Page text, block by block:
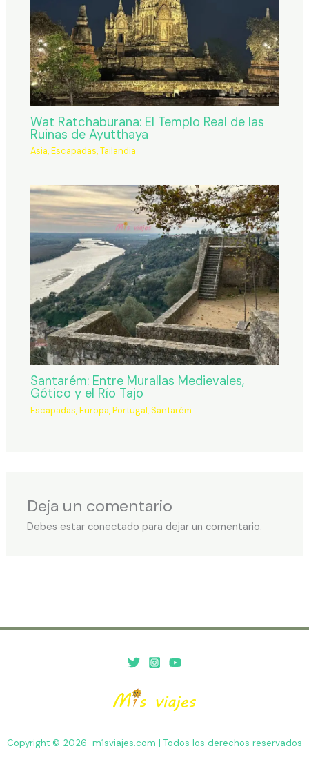
Wat Ratchaburana: El Templo Real de las
Ruinas de Ayutthaya
Asia,Escapadas,Tailandia
Santarém: Entre Murallas Medievales,
Gótico y el Río Tajo
Escapadas,Europa,Portugal,Santarém
Deja un comentario
Debes estar conectado para dejar un comentario.
Copyright © 2026 m1sviajes.com | Todos los derechos reservados